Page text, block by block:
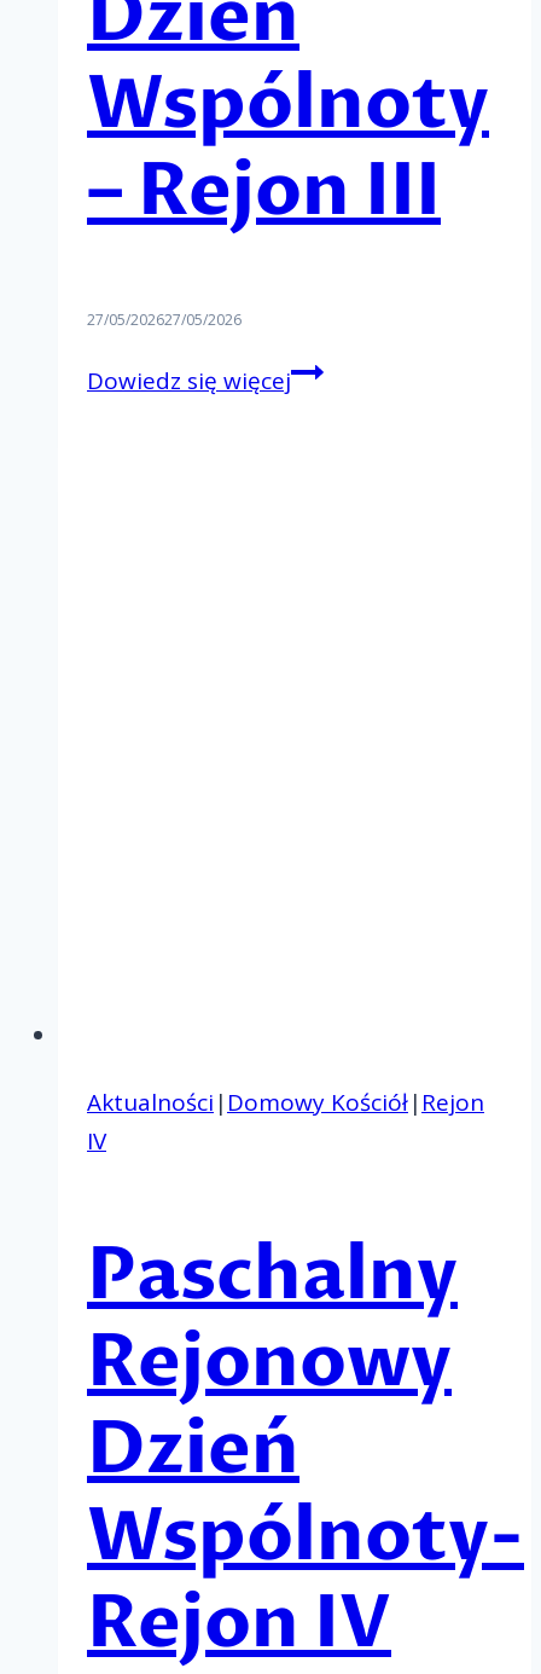
Wspólnoty
– Rejon III
27/05/202627/05/2026
Dowiedz się więcejRejonowy
Aktualności | Domowy Kościół| Rejon
IV
Paschalny
Rejonowy
Dzień
Wspólnoty-
Rejon IV